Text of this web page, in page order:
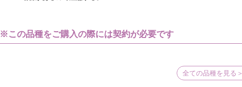
※この品種をご購入の際には契約が必要です
全ての品種を見る＞